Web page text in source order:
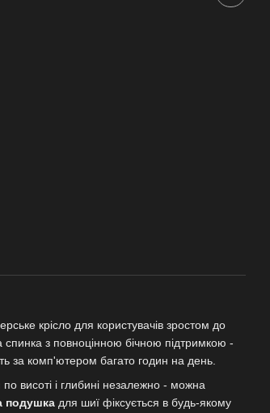
крісло для користувачів зростом до
з повноцінною бічною підтримкою -
за комп'ютером багато годин на день.
по висоті і глибині незалежно - можна
подушка для шиї фіксується в будь-якому